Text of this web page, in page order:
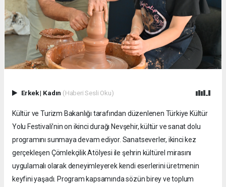
Erkek| Kadın (Haberi Sesli Oku)
Kültür ve Turizm Bakanlığı tarafından düzenlenen Türkiye Kültür
Yolu Festivali’nin on ikinci durağı Nevşehir, kültür ve sanat dolu
programını sunmaya devam ediyor. Sanatseverler, ikinci kez
gerçekleşen Çömlekçilik Atölyesi ile şehrin kültürel mirasını
uygulamalı olarak deneyimleyerek kendi eserlerini üretmenin
keyfini yaşadı. Program kapsamında sözün birey ve toplum